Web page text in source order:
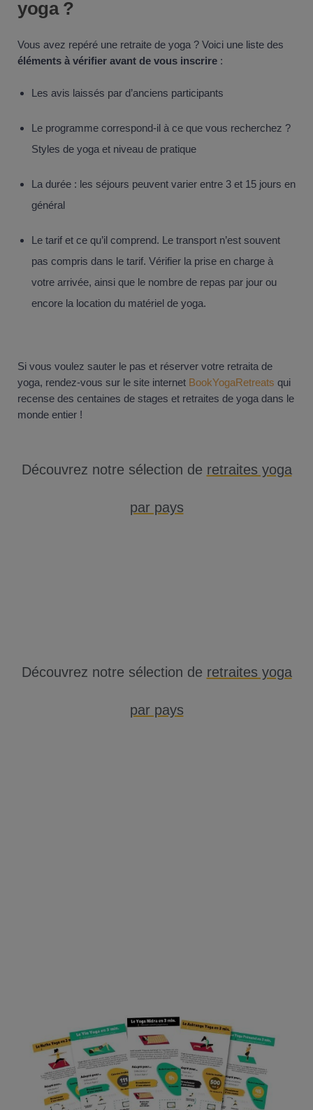
yoga ?
Vous avez repéré une retraite de yoga ? Voici une liste des
éléments à vérifier avant de vous inscrire :
Les avis laissés par d’anciens participants
Le programme correspond-il à ce que vous recherchez ?
Styles de yoga et niveau de pratique
La durée : les séjours peuvent varier entre 3 et 15 jours en
général
Le tarif et ce qu’il comprend. Le transport n’est souvent
pas compris dans le tarif. Vérifier la prise en charge à
votre arrivée, ainsi que le nombre de repas par jour ou
encore la location du matériel de yoga.
Si vous voulez sauter le pas et réserver votre retraita de
yoga, rendez-vous sur le site internet BookYogaRetreats qui
recense des centaines de stages et retraites de yoga dans le
monde entier !
Découvrez notre sélection de retraites yoga
par pays
Découvrez notre sélection de retraites yoga
par pays